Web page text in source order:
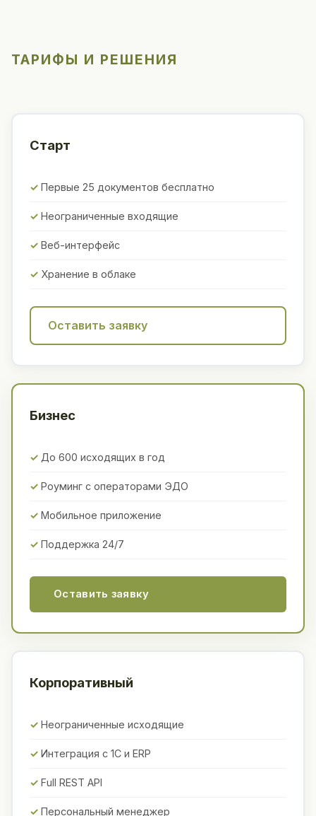
ТАРИФЫ И РЕШЕНИЯ
Старт
Первые 25 документов бесплатно
Неограниченные входящие
Веб-интерфейс
Хранение в облаке
Оставить заявку
Бизнес
До 600 исходящих в год
Роуминг с операторами ЭДО
Мобильное приложение
Поддержка 24/7
Оставить заявку
Корпоративный
Неограниченные исходящие
Интеграция с 1С и ERP
Full REST API
Персональный менеджер